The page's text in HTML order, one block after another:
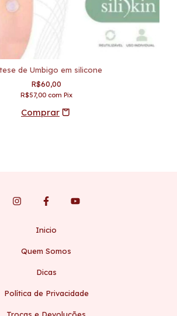
de Umbigo em silicone
R$60,00
R$57,00 com Pix
Inicio
Quem Somos
Dicas
Política de Privacidade
Trocas e Devoluções